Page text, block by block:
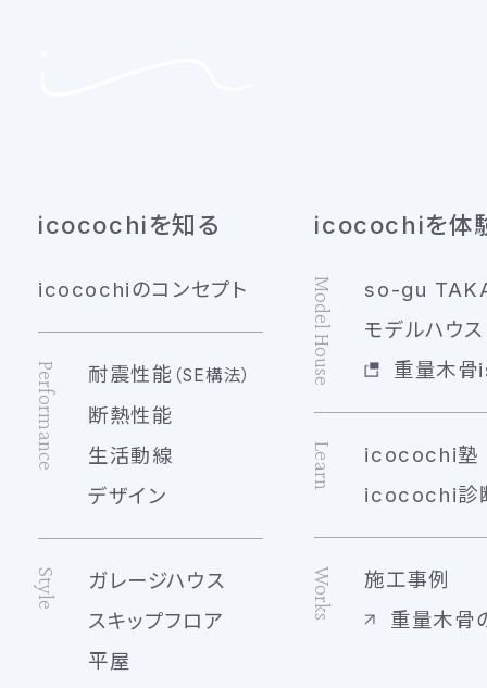
icocochiを知る
icocochiのコンセプト
Performance 耐震性能 （SE構法）
断熱性能
生活動線
デザイン
Style
ガレージハウス
スキップフロア
平屋
icocochiを体
Model House
so-gu
モデルハウ
重量木
Learn
icocochi塾
icocochi診
Works
施工事例
重量木骨